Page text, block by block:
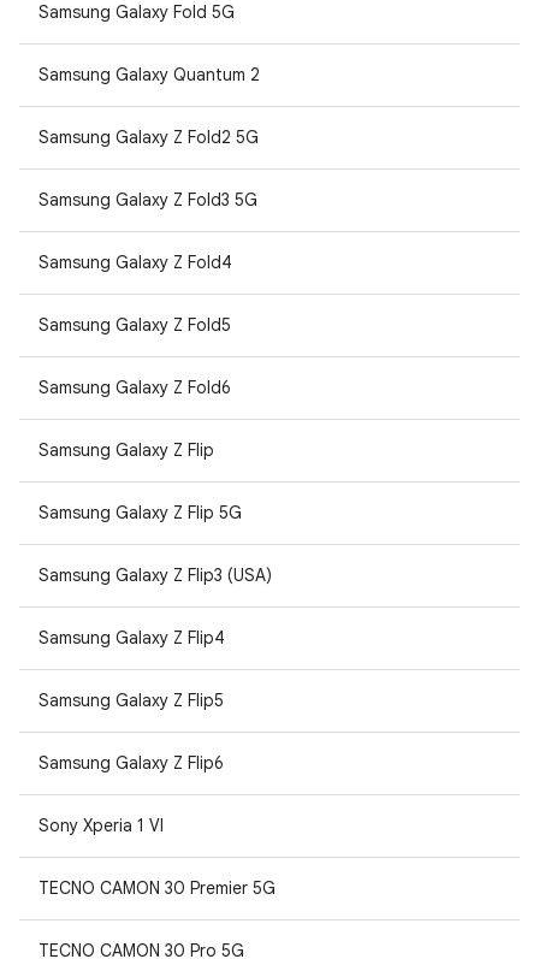
Samsung Galaxy Fold 5G
Samsung Galaxy Quantum 2
Samsung Galaxy Z Fold2 5G
Samsung Galaxy Z Fold3 5G
Samsung Galaxy Z Fold4
Samsung Galaxy Z Fold5
Samsung Galaxy Z Fold6
Samsung Galaxy Z Flip
Samsung Galaxy Z Flip 5G
Samsung Galaxy Z Flip3 (USA)
Samsung Galaxy Z Flip4
Samsung Galaxy Z Flip5
Samsung Galaxy Z Flip6
Sony Xperia 1 VI
TECNO CAMON 30 Premier 5G
TECNO CAMON 30 Pro 5G